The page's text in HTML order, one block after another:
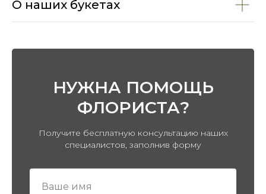
О наших букетах
НУЖНА ПОМОЩЬ
ФЛОРИСТА?
Получите бесплатную консультацию наших
специалистов, заполнив форму
ПЕРЕЙТИ В КАТАЛОГ